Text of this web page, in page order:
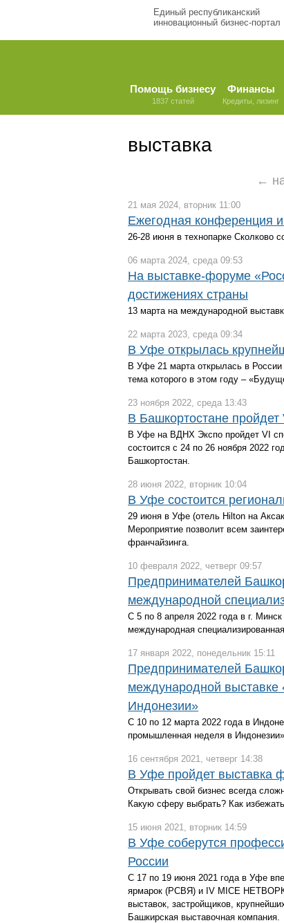
Единый республиканский
инновационный бизнес-портал
Помощь бизнесу
1837 статей
Финансы
Кредиты, лизинг
выставка
←
21 мая 2024, вторник 11:00
Ежегодная конференция
26-28 июня в технопарке Сколково
06 марта 2024, среда 09:53
На выставке-форуме
достижениях страны
13 марта на международной
22 марта 2023, среда 09:34
В Уфе открылась
В Уфе 21 марта открылась в
тема которого в этом году –
23 ноября 2022, среда 13:43
В Башкортостане
В Уфе на ВДНХ Экспо пройдет VI
состоится с 24 по 26 ноября 2022
Башкортостан.
28 июня 2022, вторник 10:04
В Уфе состоится
29 июня в Уфе (отель Hilton на
Мероприятие позволит всем
франчайзинга.
10 февраля 2022, четверг 09:57
Предпринимателей
международной
С 5 по 8 апреля 2022 года в г.
международная
17 января 2022, понедельник 15:11
Предпринимателей
международной
Индонезии»
С 10 по 12 марта 2022 года в
промышленная неделя в
16 сентября 2021, четверг 14:38
В Уфе пройдет выставка
Открывать свой бизнес всегда
Какую сферу выбрать? Как
15 июня 2021, вторник 14:59
В Уфе соберутся
России
С 17 по 19 июня 2021 года в Уфе
ярмарок (РСВЯ) и IV MICE
выставок, застройщиков,
Башкирская выставочная компания.